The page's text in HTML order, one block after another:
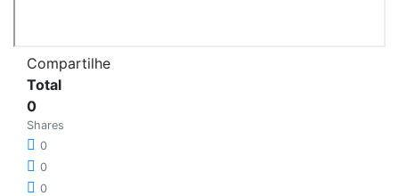
Compartilhe
Total
0
Shares
0
0
0